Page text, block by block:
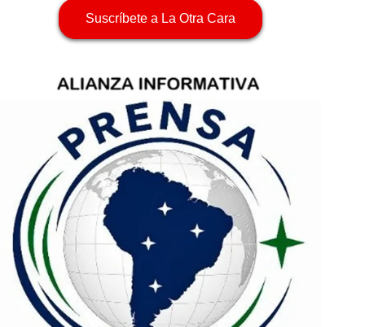
Suscríbete a La Otra Cara